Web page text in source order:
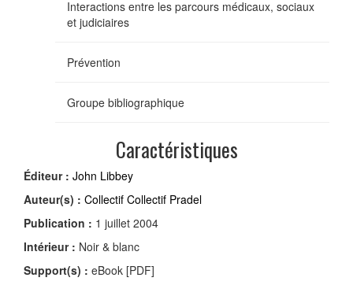
Interactions entre les parcours médicaux, sociaux
et judiciaires
Prévention
Groupe bibliographique
Caractéristiques
Éditeur : John Libbey
Auteur(s) : Collectif Collectif Pradel
Publication : 1 juillet 2004
Intérieur : Noir & blanc
Support(s) : eBook [PDF]